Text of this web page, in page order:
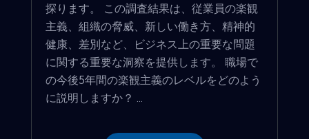
探ります。 この調査結果は、従業員の楽観
主義、組織の脅威、新しい働き方、精神的
健康、差別など、ビジネス上の重要な問題
に関する重要な洞察を提供します。 職場で
の今後5年間の楽観主義のレベルをどのよう
に説明しますか？ ...